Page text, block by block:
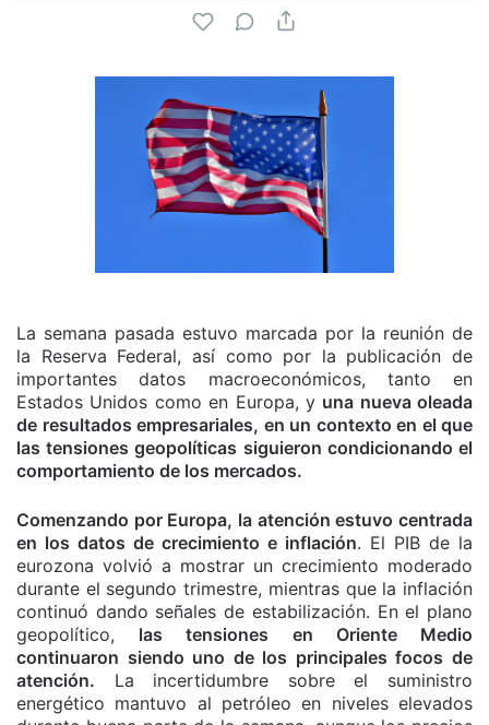
La semana pasada estuvo marcada por la reunión de
la Reserva Federal, así como por la publicación de
importantes datos macroeconómicos, tanto en
Estados Unidos como en Europa, y una nueva oleada
de resultados empresariales, en un contexto en el que
las tensiones geopolíticas siguieron condicionando el
comportamiento de los mercados.
Comenzando por Europa, la atención estuvo centrada
en los datos de crecimiento e inflación. El PIB de la
eurozona volvió a mostrar un crecimiento moderado
durante el segundo trimestre, mientras que la inflación
continuó dando señales de estabilización. En el plano
geopolítico, las tensiones en Oriente Medio
continuaron siendo uno de los principales focos de
atención. La incertidumbre sobre el suministro
energético mantuvo al petróleo en niveles elevados